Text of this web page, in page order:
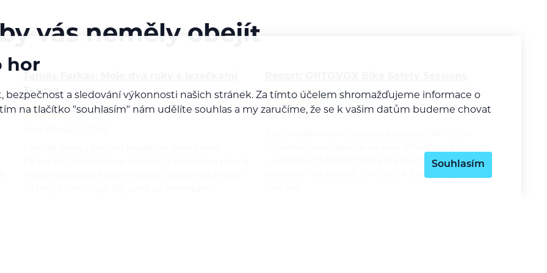
vás neměly obejít
Tenaya
RECENZE LEZENÍ
REPORTÁŽ CYKLISTIKA
Bára Pilná
— edukovat o bezpečném pohyby v horách a
tentokrát i na trailech. ORTOVOX Bike Safety Session
hor
bezpečnost a sledování výkonnosti našich stránek. Za tímto účelem shromažďujeme informace o
na tlačítko "souhlasím" nám udělíte souhlas a my zaručíme, že se k vašim datům budeme chovat
Souhlasím